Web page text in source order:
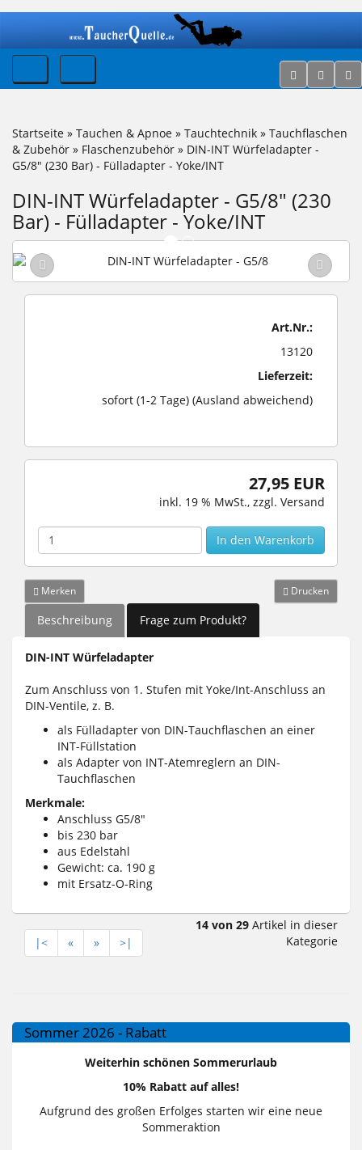
Startseite » Tauchen & Apnoe » Tauchtechnik » Tauchflaschen
& Zubehör » Flaschenzubehör » DIN-INT Würfeladapter -
G5/8" (230 Bar) - Fülladapter - Yoke/INT
DIN-INT Würfeladapter - G5/8" (230
Bar) - Fülladapter - Yoke/INT
Art.Nr.:
13120
Lieferzeit:
sofort (1-2 Tage) (Ausland abweichend)
27,95 EUR
inkl. 19 % MwSt., zzgl. Versand
In den Warenkorb
Merken Drucken
Beschreibung Frage zum Produkt?
DIN-INT Würfeladapter
Zum Anschluss von 1. Stufen mit Yoke/Int-Anschluss an
DIN-Ventile, z. B.
als Fülladapter von DIN-Tauchflaschen an einer
INT-Füllstation
als Adapter von INT-Atemreglern an DIN-
Tauchflaschen
Merkmale:
Anschluss G5/8"
bis 230 bar
aus Edelstahl
Gewicht: ca. 190 g
mit Ersatz-O-Ring
|< « » >|
14 von 29 Artikel in dieser
Kategorie
Sommer 2026 - Rabatt
Weiterhin schönen Sommerurlaub
10% Rabatt auf alles!
Aufgrund des großen Erfolges starten wir eine neue
Sommeraktion